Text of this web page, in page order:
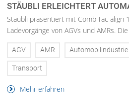
STÄUBLI ERLEICHTERT
Stäubli präsentiert mit CombiTac
Ladevorgänge von AGVs und AMRs.
AGV AMR Automobilindustrie
Transport
Mehr erfahren